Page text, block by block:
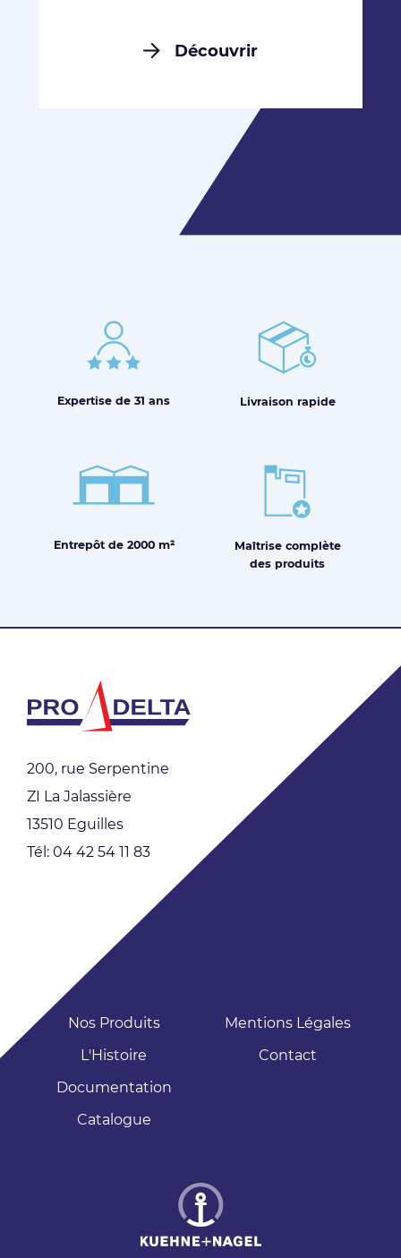
Découvrir
Expertise de 31 ans Livraison rapide
Entrepôt de 2000 m² Maîtrisecomplète
des produits
200, rue Serpentine
ZI La Jalassière
13510 Eguilles
Tél: 04 42 54 11 83
Nos Produits
L'Histoire
Documentation
Catalogue
Mentions Légales
Contact